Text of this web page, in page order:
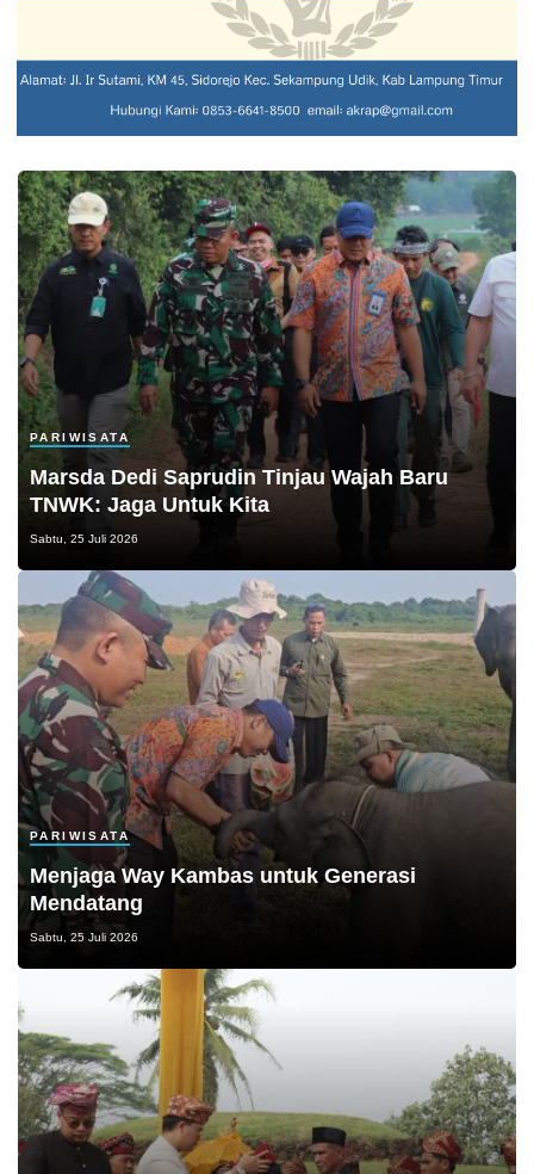
PARIWISATA
Marsda Dedi Saprudin Tinjau Wajah Baru
TNWK: Jaga Untuk Kita
Sabtu, 25 Juli 2026
PARIWISATA
Menjaga Way Kambas untuk Generasi
Mendatang
Sabtu, 25 Juli 2026